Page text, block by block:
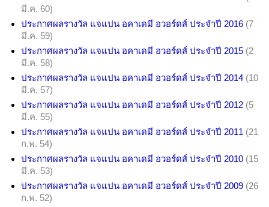
มี.ค. 60)
ประกาศผลรางวัล แจแปน อคาเดมี อวอร์ดส์ ประจำปี 2016 (7
มี.ค. 59)
ประกาศผลรางวัล แจแปน อคาเดมี อวอร์ดส์ ประจำปี 2015 (2
มี.ค. 58)
ประกาศผลรางวัล แจแปน อคาเดมี อวอร์ดส์ ประจำปี 2014 (10
มี.ค. 57)
ประกาศผลรางวัล แจแปน อคาเดมี อวอร์ดส์ ประจำปี 2012 (5
มี.ค. 55)
ประกาศผลรางวัล แจแปน อคาเดมี อวอร์ดส์ ประจำปี 2011 (21
ก.พ. 54)
ประกาศผลรางวัล แจแปน อคาเดมี อวอร์ดส์ ประจำปี 2010 (15
มี.ค. 53)
ประกาศผลรางวัล แจแปน อคาเดมี อวอร์ดส์ ประจำปี 2009 (26
ก.พ. 52)